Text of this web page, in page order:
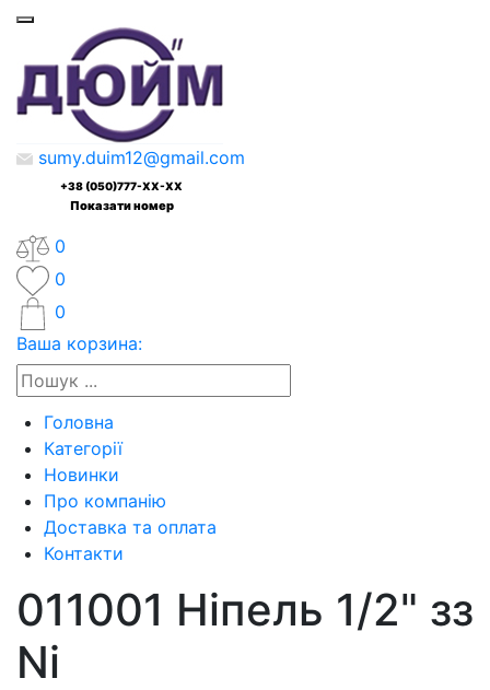
sumy.duim12@gmail.com
+38 (050)777-XX-XX
Показати номер
0
0
0
Ваша корзина:
Головна
Категорії
Новинки
Про компанію
Доставка та оплата
Контакти
011001 Ніпель 1/2" зз
Ni